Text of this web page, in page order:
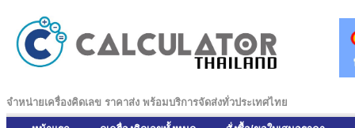
จำหน่ายเครื่องคิดเลข ราคาส่ง พร้อมบริการจัดส่งทั่วประเทศไทย